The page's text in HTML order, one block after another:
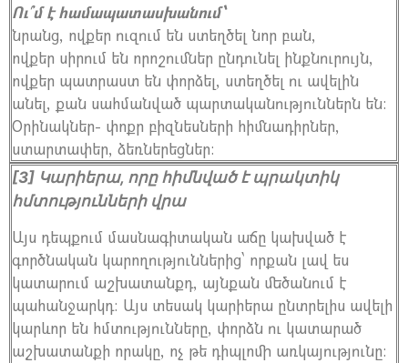
Ու՞մ է համապատասխանում՝
նրանց, ովքեր ուզում են ստեղծել նոր բան,
ովքեր սիրում են որոշումներ ընդունել ինքնուրույն,
ովքեր պատրաստ են փորձել, ստեղծել ու ավելին
անել, քան սահմանված պարտականություններն են։
Օրինակներ- փոքր բիզնեսների հիմնադիրներ,
ստարտափեր, ձեռներեցներ։
[3] Կարիերա, որը հիմնված է պրակտիկ
հմտությունների վրա
Այս դեպքում մասնագիտական աճը կախված է
գործնական կարողություններից՝ որքան լավ ես
կատարում աշխատանքդ, այնքան մեծանում է
պահանջարկդ։ Այս տեսակ կարիերա ընտրելիս ավելի
կարևոր են հմտությունները, փորձն ու կատարած
աշխատանքի որակը, ոչ թե դիպլոմի առկայությունը։